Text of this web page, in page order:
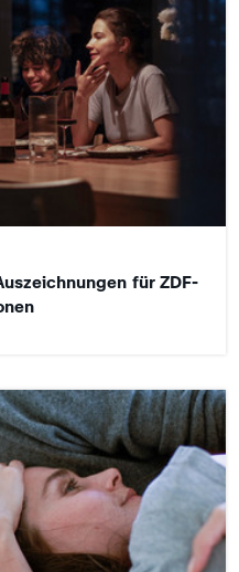
für ZDF-